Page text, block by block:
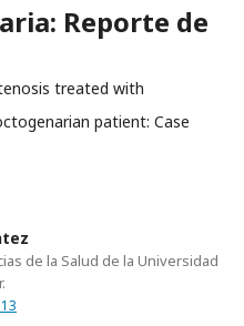
Reporte de
treated with
patient: Case
de la Salud de la Universidad